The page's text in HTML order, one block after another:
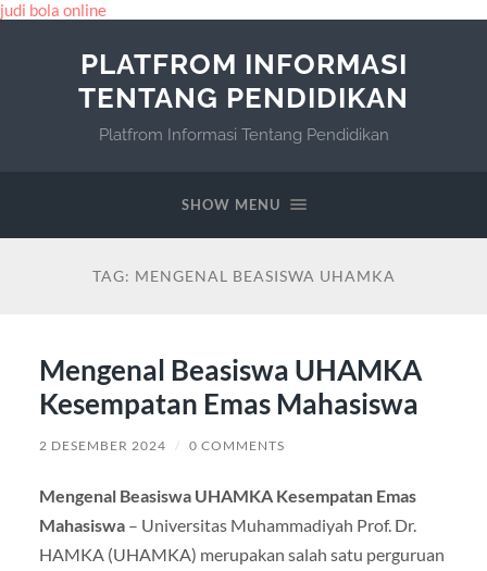
judi bola online
PLATFROM INFORMASI
TENTANG PENDIDIKAN
Platfrom Informasi Tentang Pendidikan
SHOW MENU
TAG: MENGENAL BEASISWA UHAMKA
Mengenal Beasiswa UHAMKA
Kesempatan Emas Mahasiswa
2 DESEMBER 2024 / 0 COMMENTS
Mengenal Beasiswa UHAMKA Kesempatan Emas
Mahasiswa– Universitas Muhammadiyah Prof. Dr.
HAMKA (UHAMKA) merupakan salah satu perguruan